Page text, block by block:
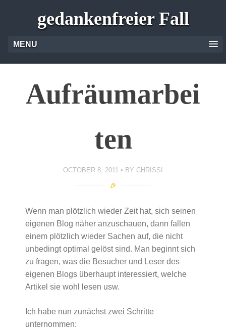
gedankenfreier Fall
MENU
Aufräumarbei
ten
OCTOBER 8, 2011 BY CHRISSI
Wenn man plötzlich wieder Zeit hat, sich seinen
eigenen Blog näher anzuschauen, dann fallen
einem plötzlich wieder Sachen auf, die nicht
unbedingt optimal gelöst sind. Man beginnt sich
zu fragen, was die Besucher und Leser des
eigenen Blogs überhaupt interessiert, welche
Artikel sie wohl lesen usw.
Ich habe nun zunächst zwei Schritte
unternommen: